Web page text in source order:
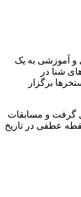
و آموزشی به یک
شنا در
برگزار
شکل گرفت و مسابقات
عطفی در تاریخ